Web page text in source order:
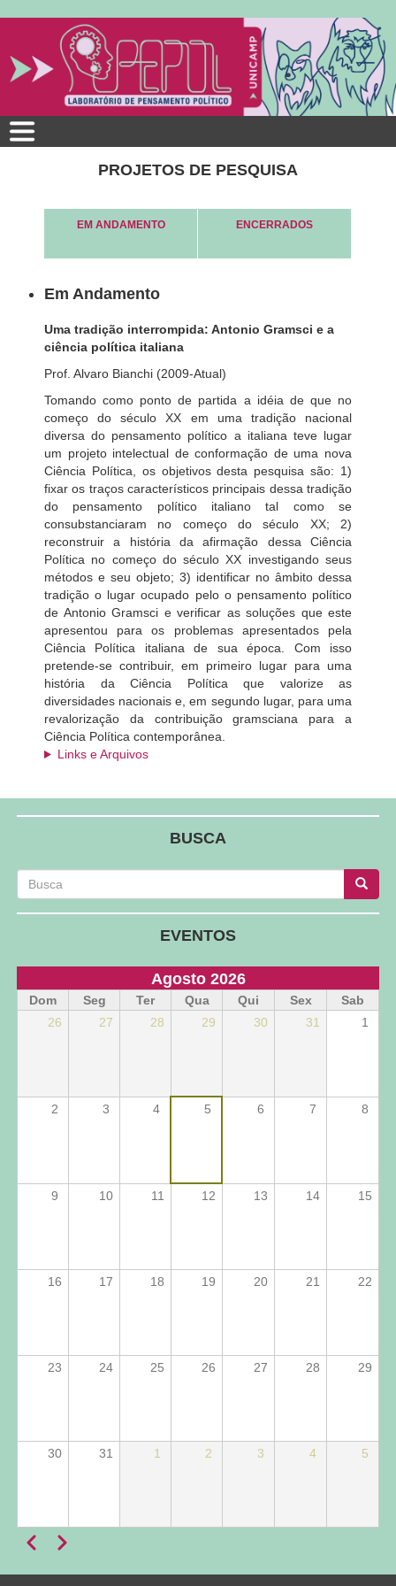
conteúdo
PROJETOS DE PESQUISA
EM ANDAMENTO ENCERRADOS
Em Andamento
Uma tradição interrompida: Antonio Gramsci e a
ciência política italiana
Prof. Alvaro Bianchi (2009-Atual)
Tomando como ponto de partida a idéia de que no
começo do século XX em uma tradição nacional
diversa do pensamento político a italiana teve lugar
um projeto intelectual de conformação de uma nova
Ciência Política, os objetivos desta pesquisa são: 1)
fixar os traços característicos principais dessa tradição
do pensamento político italiano tal como se
consubstanciaram no começo do século XX; 2)
reconstruir a história da afirmação dessa Ciência
Política no começo do século XX investigando seus
métodos e seu objeto; 3) identificar no âmbito dessa
tradição o lugar ocupado pelo o pensamento político
de Antonio Gramsci e verificar as soluções que este
apresentou para os problemas apresentados pela
Ciência Política italiana de sua época. Com isso
pretende-se contribuir, em primeiro lugar para uma
história da Ciência Política que valorize as
diversidades nacionais e, em segundo lugar, para uma
revalorização da contribuição gramsciana para a
Ciência Política contemporânea.
Links e Arquivos
BUSCA
Busca
Busca Busca
EVENTOS
Agosto 2026
Dom Seg Ter Qua Qui Sex
Sab
26
27 28 29 30 31 1
2 3 4 5 6 7 8
9 10 11 12 13 14 15
16 17 18 19 20 21 22
23 24 25 26 27 28 29
30 31 1 2 3 4 5
Paginação
AnteriorPróximo